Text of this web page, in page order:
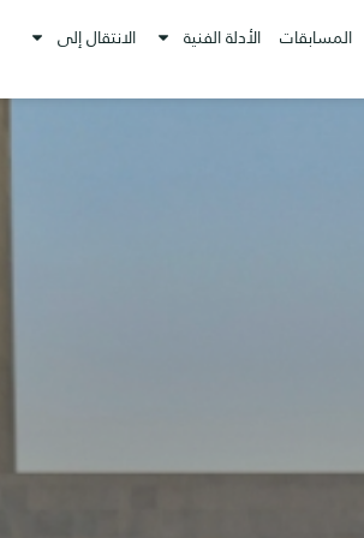
المسابقات الأدلة الفنية الانتقال إلى